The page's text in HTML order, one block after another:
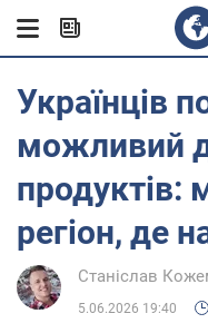
Українців
можливий
продуктів:
регіон, де
Станіслав
5.06.2026 19:40